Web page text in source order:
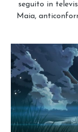
seguito in
Maia,